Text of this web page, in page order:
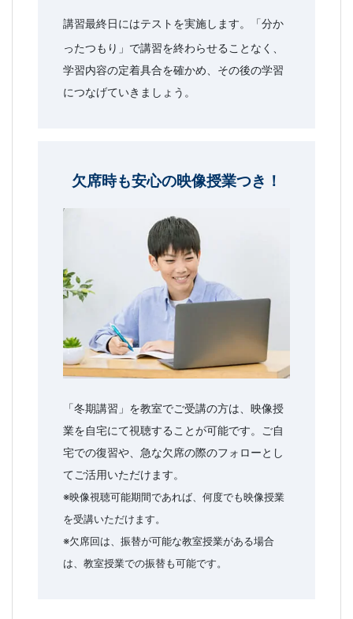
講習最終日にはテストを実施します。「分か
ったつもり」で講習を終わらせることなく、
学習内容の定着具合を確かめ、その後の学習
につなげていきましょう。
欠席時も安心の映像授業つき！
「冬期講習」を教室でご受講の方は、映像授
業を自宅にて視聴することが可能です。ご自
宅での復習や、急な欠席の際のフォローとし
てご活用いただけます。
※映像視聴可能期間であれば、何度でも映像授業
を受講いただけます。
※欠席回は、振替が可能な教室授業がある場合
は、教室授業での振替も可能です。